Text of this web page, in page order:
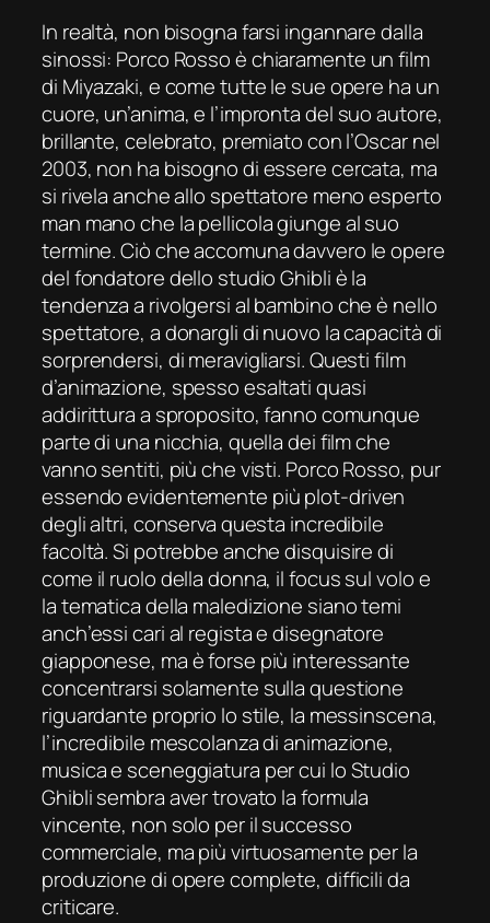
In realtà, non bisogna farsi ingannare dalla
sinossi: Porco Rossoè chiaramente un film
di Miyazaki, e come tutte le sue opere ha un
cuore, un’anima, e l’impronta del suo autore,
brillante, celebrato, premiato con l’Oscar nel
2003, non ha bisogno di essere cercata, ma
si rivela anche allo spettatore meno esperto
man mano che la pellicola giunge al suo
termine. Ciò che accomuna davvero le opere
del fondatore dello studio Ghibli è la
tendenza a rivolgersi al bambino che è nello
spettatore, a donargli di nuovo la capacità di
sorprendersi, di meravigliarsi. Questi film
d’animazione, spesso esaltati quasi
addirittura a sproposito, fanno comunque
parte di una nicchia, quella dei film che
vanno sentiti, più che visti. Porco Rosso, pur
essendo evidentemente piùplot-driven
degli altri, conserva questa incredibile
facoltà. Si potrebbe anche disquisire di
come il ruolo della donna, ilfocussul volo e
la tematica della maledizione siano temi
anch’essi cari al regista e disegnatore
giapponese, ma è forse più interessante
concentrarsi solamente sulla questione
riguardante proprio lo stile, la messinscena,
l’incredibile mescolanza di animazione,
musica e sceneggiatura per cui lo Studio
Ghibli sembra aver trovato la formula
vincente, non solo per il successo
commerciale, ma più virtuosamente per la
produzione di opere complete, difficili da
criticare.